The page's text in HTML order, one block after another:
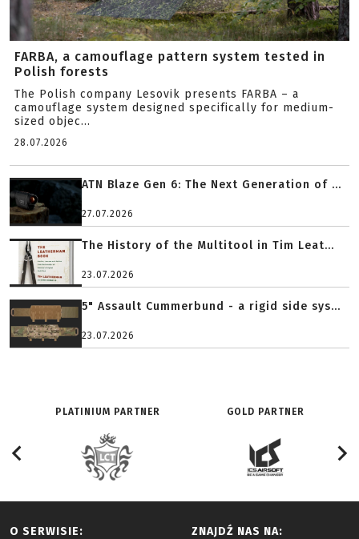
FARBA, a camouflage pattern system tested in
Polish forests
The Polish company Lesovik presents FARBA – a
camouflage system designed specifically for medium-
sized objec...
28.07.2026
ATN Blaze Gen 6: The Next Generation of ...
27.07.2026
The History of the Multitool in Tim Leat...
23.07.2026
5" Assault Cummerbund - a rigid side sys...
23.07.2026
PLATINIUM PARTNER GOLD PARTNER
O SERWISIE: ZNAJDŹ NAS NA: